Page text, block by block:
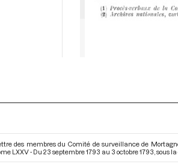
des membres du Comité de surveillance de
LXXV - Du 23 septembre 1793 au 3 octobre 1793 , sous